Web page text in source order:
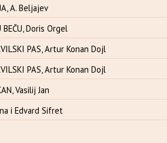
A. Beljajev
BEČU, Doris Orgel
PAS, Artur Konan Dojl
PAS, Artur Konan Dojl
Vasilij Jan
i Edvard Sifret